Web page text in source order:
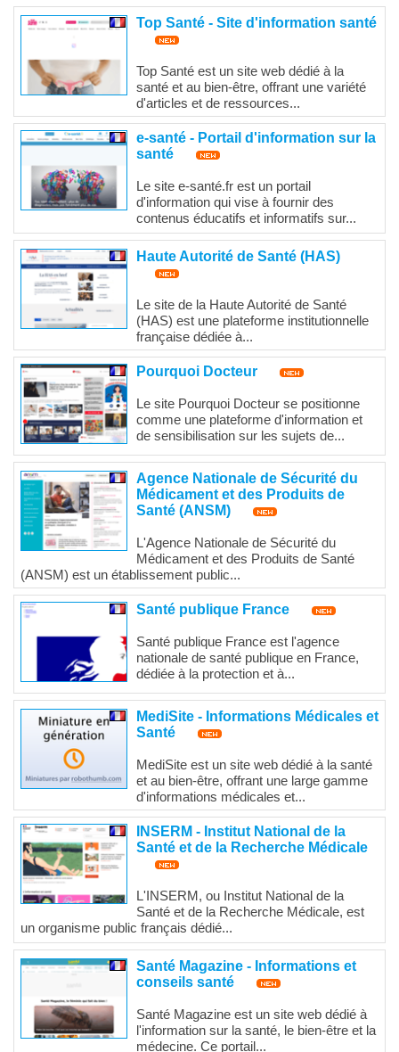
Top Santé - Site d'information santé
Top Santé est un site web dédié à la
santé et au bien-être, offrant une variété
d'articles et de ressources...
e-santé - Portail d'information sur la
santé
Le site e-santé.fr est un portail
d'information qui vise à fournir des
contenus éducatifs et informatifs sur...
Haute Autorité de Santé (HAS)
Le site de la Haute Autorité de Santé
(HAS) est une plateforme institutionnelle
française dédiée à...
Pourquoi Docteur
Le site Pourquoi Docteur se positionne
comme une plateforme d'information et
de sensibilisation sur les sujets de...
Agence Nationale de Sécurité du
Médicament et des Produits de
Santé (ANSM)
L'Agence Nationale de Sécurité du
Médicament et des Produits de Santé
(ANSM) est un établissement public...
Santé publique France
Santé publique France est l'agence
nationale de santé publique en France,
dédiée à la protection et à...
MediSite - Informations Médicales et
Santé
MediSite est un site web dédié à la santé
et au bien-être, offrant une large gamme
d'informations médicales et...
INSERM - Institut National de la
Santé et de la Recherche Médicale
L'INSERM, ou Institut National de la
Santé et de la Recherche Médicale, est
un organisme public français dédié...
Santé Magazine - Informations et
conseils santé
Santé Magazine est un site web dédié à
l'information sur la santé, le bien-être et la
médecine. Ce portail...